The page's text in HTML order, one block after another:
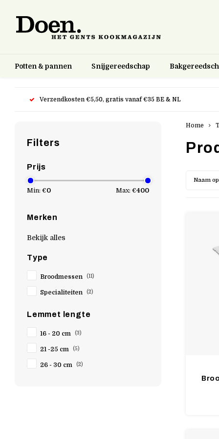
Potten & pannen Snijgereedschap
Verzendkosten €5,50, gratis vanaf €35 BE & NL
Filters
Prijs
Min: €0 Max: €400
Merken
Bekijk alles
Type
Broodmessen (11)
Specialiteiten (2)
Lemmet lengte
16 - 20 cm (3)
21 -25 cm (5)
26 - 30 cm (2)
Home
Naam